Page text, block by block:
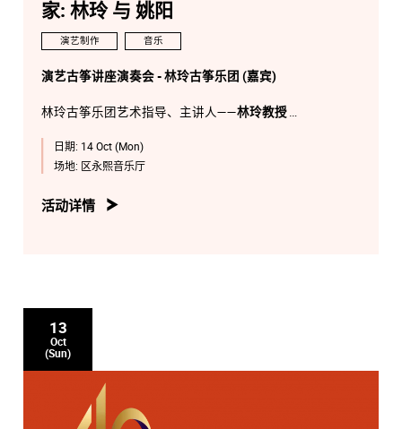
家: 林玲 与 姚阳
演艺制作 音乐
演艺古筝讲座演奏会 - 林玲古筝乐团 (嘉宾)
林玲古筝乐团艺术指导、主讲人——林玲教授
林玲古筝乐团艺术总监、团长——
乐团的艺术创新思路和管理模式，已经成为民族器乐表演
学科领域值得关注和深入研究的新视野，为传统音乐的现
代演绎提供了新的视角和可能性。
日期: 14 Oct (Mon)
场地: 区永熙音乐厅
活动详情
13
Oct
(Sun)